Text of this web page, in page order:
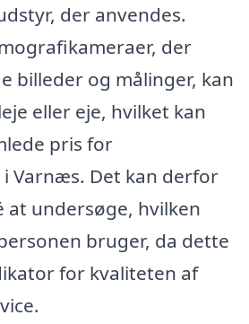
der anvendes.
der
billeder og målinger, kan
eller eje, hvilket kan
pris for
Varnæs. Det kan derfor
undersøge, hvilken
bruger, da dette
for kvaliteten af